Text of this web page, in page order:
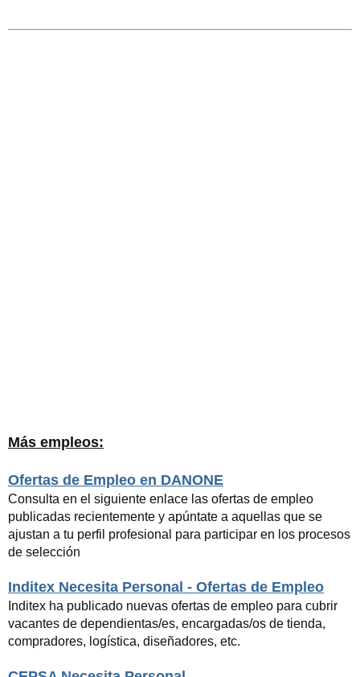
Más empleos:
Ofertas de Empleo en DANONE
Consulta en el siguiente enlace las ofertas de empleo
publicadas recientemente y apúntate a aquellas que se
ajustan a tu perfil profesional para participar en los procesos
de selección
Inditex Necesita Personal - Ofertas de Empleo
Inditex ha publicado nuevas ofertas de empleo para cubrir
vacantes de dependientas/es, encargadas/os de tienda,
compradores, logística, diseñadores, etc.